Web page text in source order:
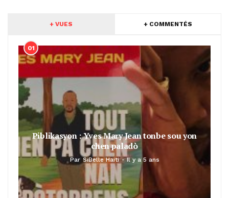
+ VUES + COMMENTÉS
01
Piblikasyon : Yves Mary Jean tonbe sou yon
chen paladò
Par SiBelle Haiti Il y a 5 ans